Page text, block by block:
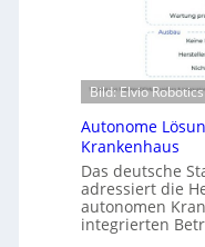
2
-
Z
e
r
t
f
i
z
o
t
i
c
r
w
e
i
Bild: Elvio
Autonome
Krankenhaus
Das deutsche
adressiert die
autonomen
integrierten